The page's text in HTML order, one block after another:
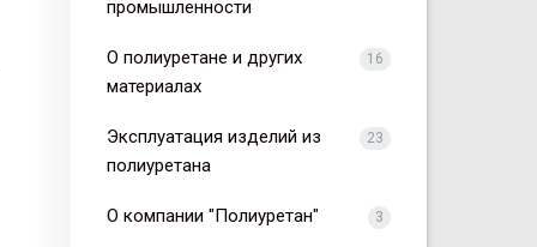
промышленности
О полиуретане и других
материалах
16
Эксплуатация изделий из
полиуретана
23
О компании "Полиуретан" 3